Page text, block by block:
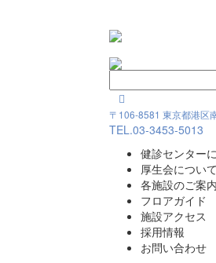

〒106-8581 東京都港区
TEL.03-3453-5013
健診センター
厚生会について
各施設のご案内
フロアガイド
施設アクセス
採用情報
お問い合わせ